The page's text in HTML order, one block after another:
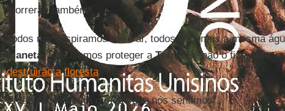
morrerão também.
Todos nós respiramos esse ar, todos bebemos a mesma
planeta. Precisamos proteger aTerra . Se não o fizermos,
destruirão a floresta.
Então você sentirá o medo que nós sentimos”.